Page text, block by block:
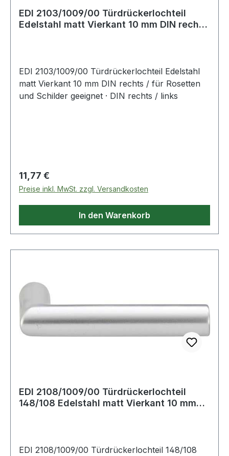
EDI 2103/1009/00 Türdrückerlochteil
Edelstahl matt Vierkant 10 mm DIN rechts
EDI 2103/1009/00 Türdrückerlochteil Edelstahl
matt Vierkant 10 mm DIN rechts / für Rosetten
und Schilder geeignet · DIN rechts / links
Regulärer Preis:
11,77 €
Preise inkl. MwSt. zzgl. Versandkosten
In den Warenkorb
EDI 2108/1009/00 Türdrückerlochteil
148/108 Edelstahl matt Vierkant 10 mm
EDI 2108/1009/00 Türdrückerlochteil 148/108